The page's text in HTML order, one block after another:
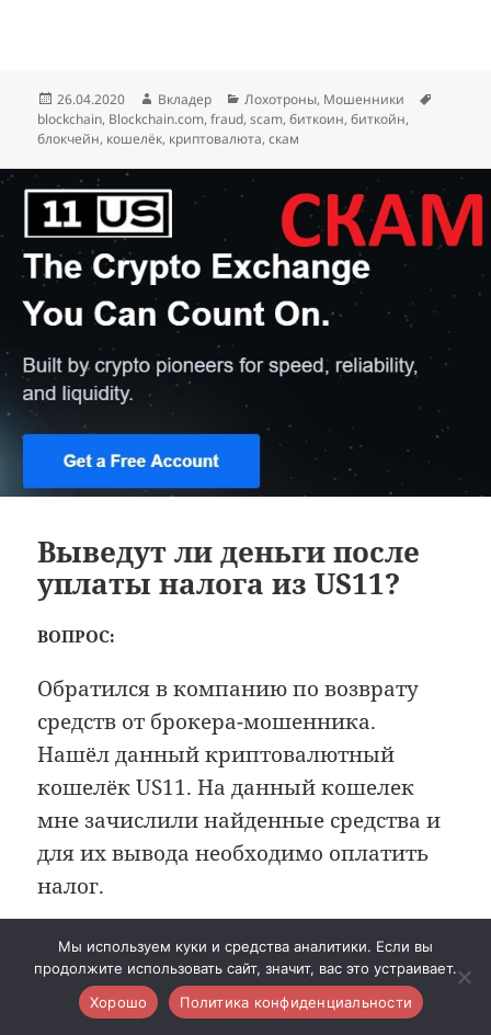
Опубликовано
26.04.2020 Автор
Вкладер Рубрики
Лохотроны, Мошенники
blockchain, Blockchain.com,fraud,scam,биткоин,биткойн,
блокчейн, кошелёк, криптовалюта,скам
Выведут ли деньги после
уплаты налога из US11?
ВОПРОС:
Обратился в компанию по возврату
средств от брокера-мошенника.
Нашёл данный криптовалютный
кошелёк US11. На данный кошелек
мне зачислили найденные средства и
для их вывода необходимо оплатить
налог.
Возникло два вопроса:
выведут ли деньги после уплаты
Мы используем куки и средства аналитики. Если вы
продолжите использовать сайт, значит, вас это устраивает.
Хорошо
Политика конфиденциальности